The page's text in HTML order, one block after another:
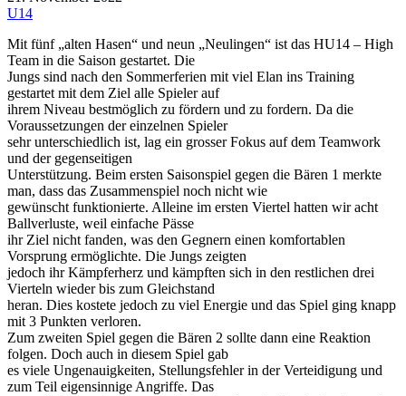
U14
Mit fünf „alten Hasen“ und neun „Neulingen“ ist das HU14 – High
Team in die Saison gestartet. Die
Jungs sind nach den Sommerferien mit viel Elan ins Training
gestartet mit dem Ziel alle Spieler auf
ihrem Niveau bestmöglich zu fördern und zu fordern. Da die
Voraussetzungen der einzelnen Spieler
sehr unterschiedlich ist, lag ein grosser Fokus auf dem Teamwork
und der gegenseitigen
Unterstützung. Beim ersten Saisonspiel gegen die Bären 1 merkte
man, dass das Zusammenspiel noch nicht wie
gewünscht funktionierte. Alleine im ersten Viertel hatten wir acht
Ballverluste, weil einfache Pässe
ihr Ziel nicht fanden, was den Gegnern einen komfortablen
Vorsprung ermöglichte. Die Jungs zeigten
jedoch ihr Kämpferherz und kämpften sich in den restlichen drei
Vierteln wieder bis zum Gleichstand
heran. Dies kostete jedoch zu viel Energie und das Spiel ging knapp
mit 3 Punkten verloren.
Zum zweiten Spiel gegen die Bären 2 sollte dann eine Reaktion
folgen. Doch auch in diesem Spiel gab
es viele Ungenauigkeiten, Stellungsfehler in der Verteidigung und
zum Teil eigensinnige Angriffe. Das